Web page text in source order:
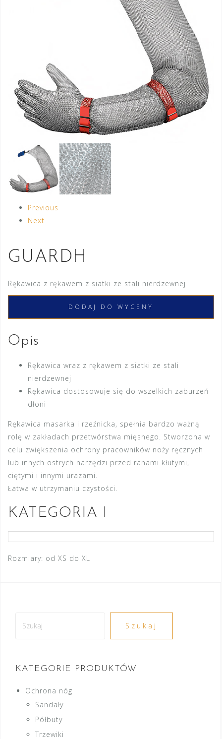
Previous
Next
GUARDH
Rękawica z rękawem z siatki ze stali nierdzewnej
DODAJ DO WYCENY
Opis
Rękawica wraz z rękawem z siatki ze stali
nierdzewnej
Rękawica dostosowuje się do wszelkich zaburzeń
dłoni
Rękawica masarka i rzeźnicka, spełnia bardzo ważną
rolę w zakładach przetwórstwa mięsnego. Stworzona w
celu zwiększenia ochrony pracowników noży ręcznych
lub innych ostrych narzędzi przed ranami kłutymi,
ciętymi i innymi urazami.
Łatwa w utrzymaniu czystości.
KATEGORIA I
Rozmiary: od XS do XL
Szukaj
KATEGORIE PRODUKTÓW
Ochrona nóg
Sandały
Półbuty
Trzewiki